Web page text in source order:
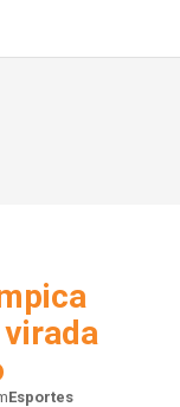
Esportes